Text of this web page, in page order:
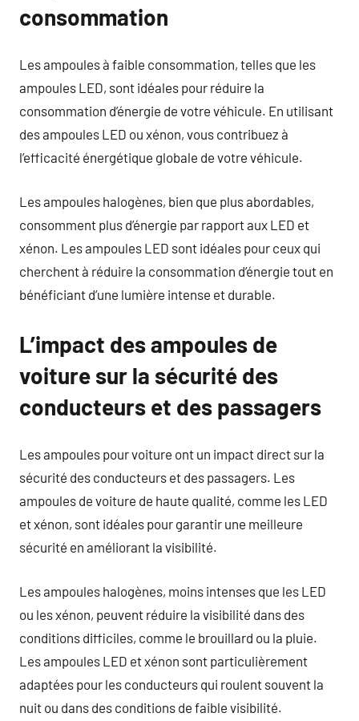
consommation
Les ampoules à faible consommation, telles que les
ampoules LED, sont idéales pour réduire la
consommation d’énergie de votre véhicule. En utilisant
des ampoules LED ou xénon, vous contribuez à
l’efficacité énergétique globale de votre véhicule.
Les ampoules halogènes, bien que plus abordables,
consomment plus d’énergie par rapport aux LED et
xénon. Les ampoules LED sont idéales pour ceux qui
cherchent à réduire la consommation d’énergie tout en
bénéficiant d’une lumière intense et durable.
L’impact des ampoules de
voiture sur la sécurité des
conducteurs et des passagers
Les ampoules pour voiture ont un impact direct sur la
sécurité des conducteurs et des passagers. Les
ampoules de voiture de haute qualité, comme les LED
et xénon, sont idéales pour garantir une meilleure
sécurité en améliorant la visibilité.
Les ampoules halogènes, moins intenses que les LED
ou les xénon, peuvent réduire la visibilité dans des
conditions difficiles, comme le brouillard ou la pluie.
Les ampoules LED et xénon sont particulièrement
adaptées pour les conducteurs qui roulent souvent la
nuit ou dans des conditions de faible visibilité.